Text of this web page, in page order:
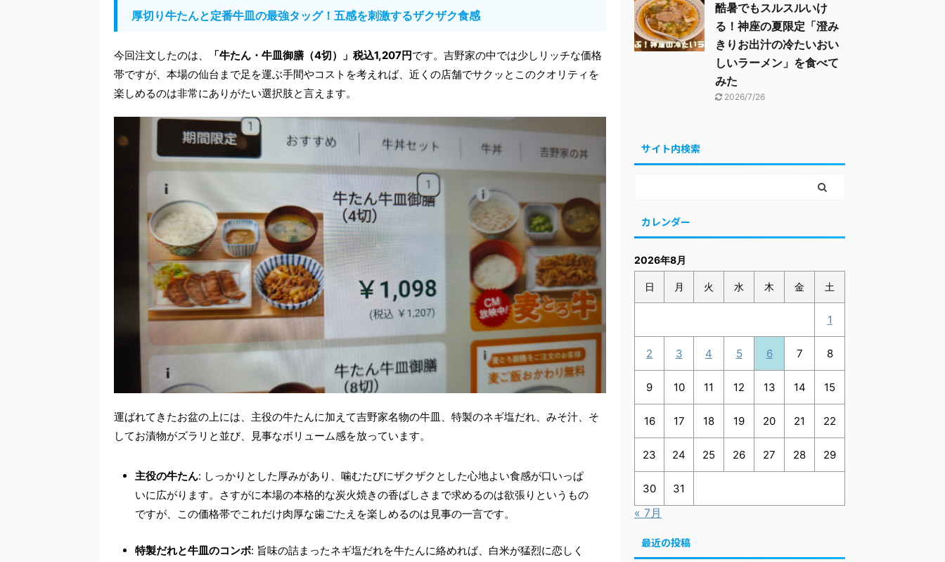
厚切り牛たんと定番牛皿の最強タッグ！五感を刺激するザクザク食感
今回注文したのは、 「牛たん・牛皿御膳（4切）」税込1,207円です。吉野家の中では少しリッチな価格
帯ですが、本場の仙台まで足を運ぶ手間やコストを考えれば、近くの店舗でサクッとこのクオリティを
楽しめるのは非常にありがたい選択肢と言えます。
運ばれてきたお盆の上には、主役の牛たんに加えて吉野家名物の牛皿、特製のネギ塩だれ、みそ汁、そ
してお漬物がズラリと並び、見事なボリューム感を放っています。
主役の牛たん: しっかりとした厚みがあり、噛むたびにザクザクとした心地よい食感が口いっぱ
いに広がります。さすがに本場の本格的な炭火焼きの香ばしさまで求めるのは欲張りというもの
ですが、この価格帯でこれだけ肉厚な歯ごたえを楽しめるのは見事の一言です。
特製だれと牛皿のコンボ: 旨味の詰まったネギ塩だれを牛たんに絡めれば、白米が猛烈に恋しく
酷暑でもスルスルいけ
る！神座の夏限定「澄み
きりお出汁の冷たいおい
しいラーメン」を食べて
みた
2026/7/26
サイト内検索
カレンダー
2026年8月
日 月 火 水 木 金 土
1
2 3 4 5 6 7 8
9 10 11 12 13 14 15
16 17 18 19 20 21 22
23 24 25 26 27 28 29
30 31
« 7月
最近の投稿